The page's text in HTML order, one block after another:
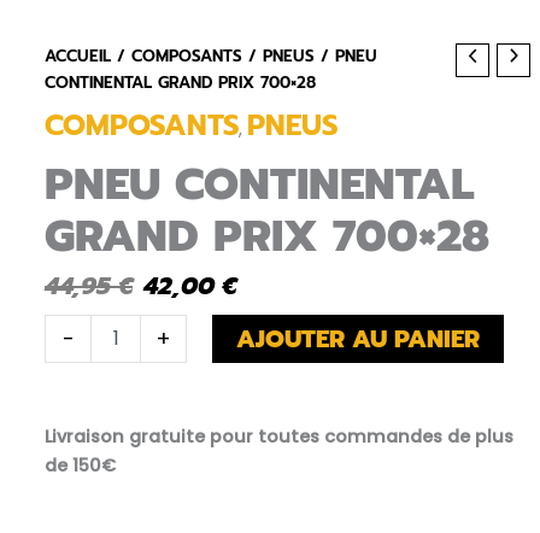
ACCUEIL /COMPOSANTS /PNEUS / PNEU
CONTINENTAL GRAND PRIX 700×28
COMPOSANTS, PNEUS
PNEU CONTINENTAL
GRAND PRIX 700×28
44,95€ Le
prix
initial
était :
42,00€Le
prix
actuel
est :
-
QUANTITÉ
DE
GRAND
PRIX
700X28
+ AJOUTER AU PANIER
Livraison gratuite pour toutes commandes de plus
de 150€